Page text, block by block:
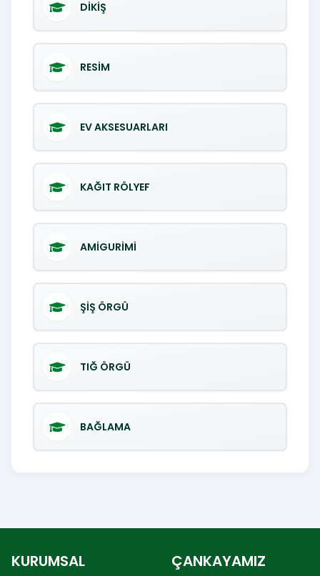
DİKİŞ
RESİM
EV AKSESUARLARI
KAĞIT RÖLYEF
AMİGURİMİ
ŞİŞ ÖRGÜ
TIĞ ÖRGÜ
BAĞLAMA
KURUMSAL ÇANKAYAMIZ